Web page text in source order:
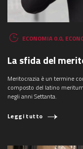
ECONOMIA 0.0,
La sfida del
Meritocrazia è un termine
composto del latino
negli anni Settanta.
Leggi tutto